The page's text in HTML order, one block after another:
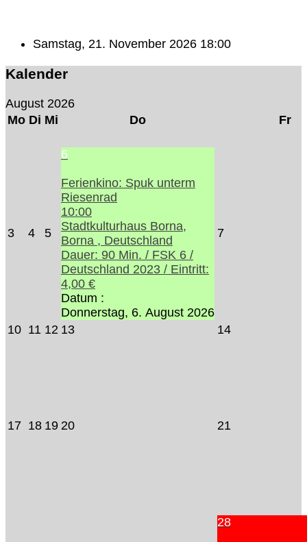
Samstag, 21. November 2026 18:00
Kalender
August 2026
Mo Di Mi Do Fr
3 4 5
6
Ferienkino: Spuk unterm
Riesenrad
10:00
Stadtkulturhaus Borna,
Borna , Deutschland
Dauer: 90 Min. / FSK 6 /
Deutschland 2023 / Eintritt:
4,00 €
Datum :
Donnerstag, 6. August 2026
7
10 11 12 13 14
17 18 19 20 21
28